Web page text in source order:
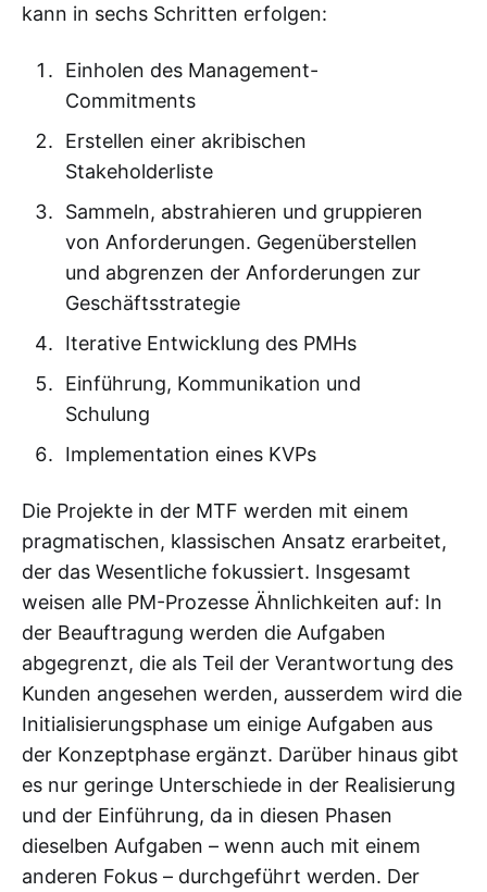
kann in sechs Schritten erfolgen:
Einholen des Management-
Commitments
Erstellen einer akribischen
Stakeholderliste
Sammeln, abstrahieren und gruppieren
von Anforderungen. Gegenüberstellen
und abgrenzen der Anforderungen zur
Geschäftsstrategie
Iterative Entwicklung des PMHs
Einführung, Kommunikation und
Schulung
Implementation eines KVPs
Die Projekte in der MTF werden mit einem
pragmatischen, klassischen Ansatz erarbeitet,
der das Wesentliche fokussiert. Insgesamt
weisen alle PM-Prozesse Ähnlichkeiten auf: In
der Beauftragung werden die Aufgaben
abgegrenzt, die als Teil der Verantwortung des
Kunden angesehen werden, ausserdem wird die
Initialisierungsphase um einige Aufgaben aus
der Konzeptphase ergänzt. Darüber hinaus gibt
es nur geringe Unterschiede in der Realisierung
und der Einführung, da in diesen Phasen
dieselben Aufgaben – wenn auch mit einem
anderen Fokus – durchgeführt werden. Der